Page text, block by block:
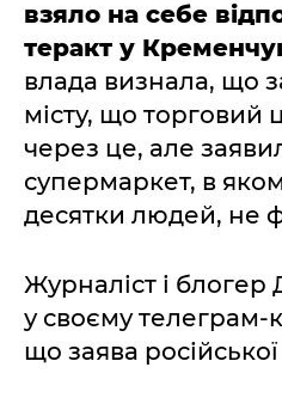
взяло на себе
теракт у
влада визнала, що
місту, що торговий
через це, але
супермаркет, в
десятки людей, не
Журналіст і
у своєму телеграм-
що заява